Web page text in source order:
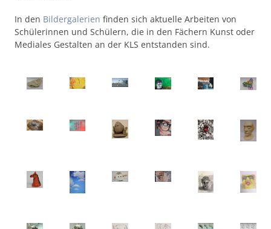
In den Bildergalerien finden sich aktuelle Arbeiten von
Schülerinnen und Schülern, die in den Fächern Kunst oder
Mediales Gestalten an der KLS entstanden sind.